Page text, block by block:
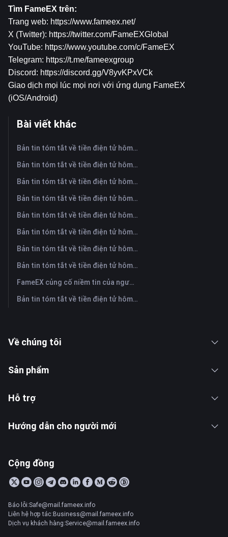
Tìm FameEX trên:
Trang web: https://www.fameex.net/
X (Twitter): https://twitter.com/FameEXGlobal
YouTube: https://www.youtube.com/c/FameEX
Telegram: https://t.me/fameexgroup
Discord: https://discord.gg/V8yvKPxVCk
Giao dịch mọi lúc mọi nơi với ứng dụng FameEX
(iOS/Android)
Bài viết khác
Bản tin tóm tắt về tiền điện tử hôm nay trên FameEX | Ngày 7 tháng 8 năm 2026
Bản tin tóm tắt về tiền điện tử hôm nay trên FameEX | Ngày 6 tháng 8 năm 2026
Bản tin tóm tắt về tiền điện tử hôm nay trên FameEX | Ngày 5 tháng 8 năm 2026
Bản tin tóm tắt về tiền điện tử hôm nay trên FameEX | Ngày 4 tháng 8 năm 2026
Bản tin tóm tắt về tiền điện tử hôm nay trên FameEX | Ngày 3 tháng 8 năm 2026
Bản tin tóm tắt về tiền điện tử hôm nay trên FameEX | Ngày 31 tháng 7 năm 2026
Bản tin tóm tắt về tiền điện tử hôm nay trên FameEX | Ngày 30 tháng 7 năm 2026
Bản tin tóm tắt về tiền điện tử hôm nay trên FameEX | Ngày 29 tháng 7 năm 2026
FameEX củng cố niềm tin của người dùng thông qua tám năm hoạt động ổn định và tăng trưởng toàn cầu
Bản tin tóm tắt về tiền điện tử hôm nay trên FameEX | Ngày 28 tháng 7 năm 2026
Về chúng tôi
Sản phẩm
Hỗ trợ
Hướng dẫn cho người mới
Cộng đồng
Báo lỗi:Safe@mail.fameex.info
Liên hệ hợp tác:Business@mail.fameex.info
Dịch vụ khách hàng:Service@mail.fameex.info